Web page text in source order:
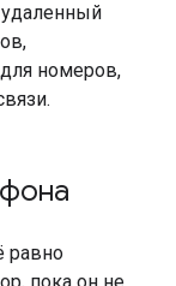
номеров,
равно